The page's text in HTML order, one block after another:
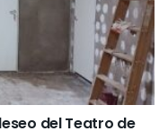
del Teatro de